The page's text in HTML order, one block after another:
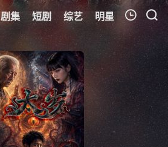
剧集 短剧 综艺 明星 周表
我的观影记录
暂无观看影片的记录